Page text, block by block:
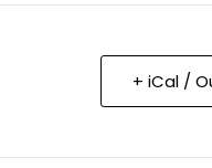
+ iCal /